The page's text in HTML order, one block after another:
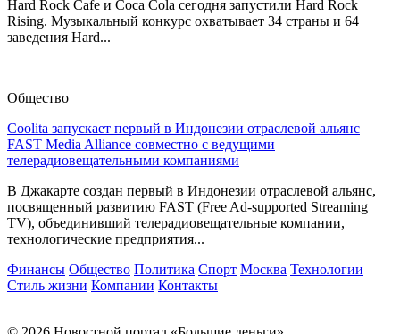
Hard Rock Cafe и Coca Cola сегодня запустили Hard Rock
Rising. Музыкальный конкурс охватывает 34 страны и 64
заведения Hard...
Общество
Coolita запускает первый в Индонезии отраслевой альянс
FAST Media Alliance совместно с ведущими
телерадиовещательными компаниями
В Джакарте создан первый в Индонезии отраслевой альянс,
посвященный развитию FAST (Free Ad-supported Streaming
TV), объединивший телерадиовещательные компании,
технологические предприятия...
Финансы Общество Политика Спорт Москва Технологии
Стиль жизни Компании Контакты